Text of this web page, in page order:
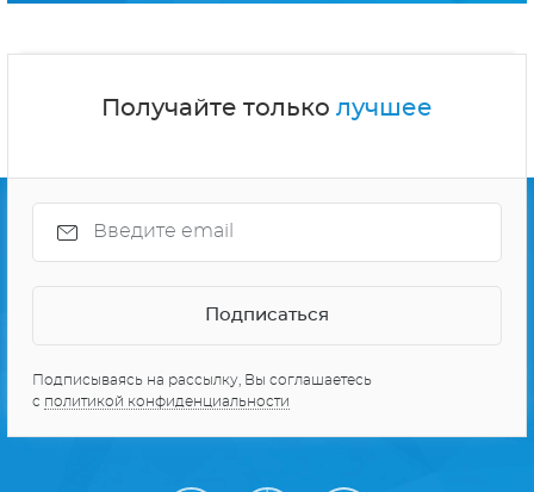
Получайте только лучшее
Подписываясь на рассылку, Вы соглашаетесь
с политикой конфиденциальности